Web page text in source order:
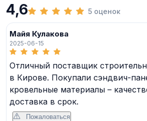
4,6 5 оценок
Майя Кулакова
2025-06-15
Отличный поставщик
в Кирове. Покупали сэндвич-
кровельные материалы –
доставка в срок.
Пожаловаться